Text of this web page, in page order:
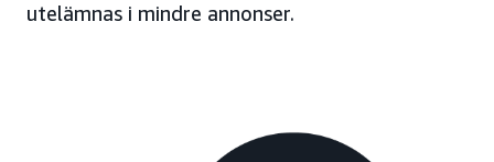
utelämnas i mindre annonser.